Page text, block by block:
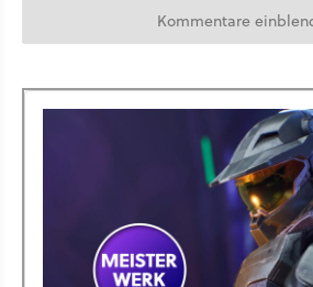
Kommentare